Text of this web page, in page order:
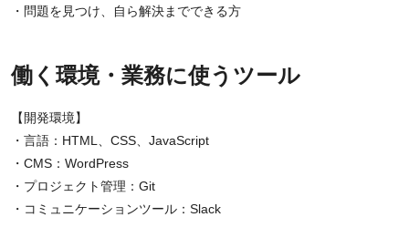
・問題を見つけ、自ら解決までできる方
働く環境・業務に使うツール
【開発環境】
・言語：HTML、CSS、JavaScript
・CMS：WordPress
・プロジェクト管理：Git
・コミュニケーションツール：Slack